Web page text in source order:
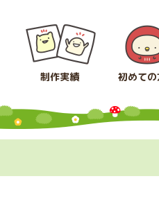
制作実績 初めて